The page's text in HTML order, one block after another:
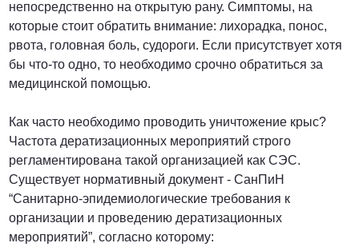
непосредственно на открытую рану. Симптомы, на
которые стоит обратить внимание: лихорадка, понос,
рвота, головная боль, судороги. Если присутствует хотя
бы что-то одно, то необходимо срочно обратиться за
медицинской помощью.
Как часто необходимо проводить уничтожение крыс?
Частота дератизационных мероприятий строго
регламентирована такой организацией как СЭС.
Существует нормативный документ - СанПиН
“Санитарно-эпидемиологические требования к
организации и проведению дератизационных
мероприятий”, согласно которому: